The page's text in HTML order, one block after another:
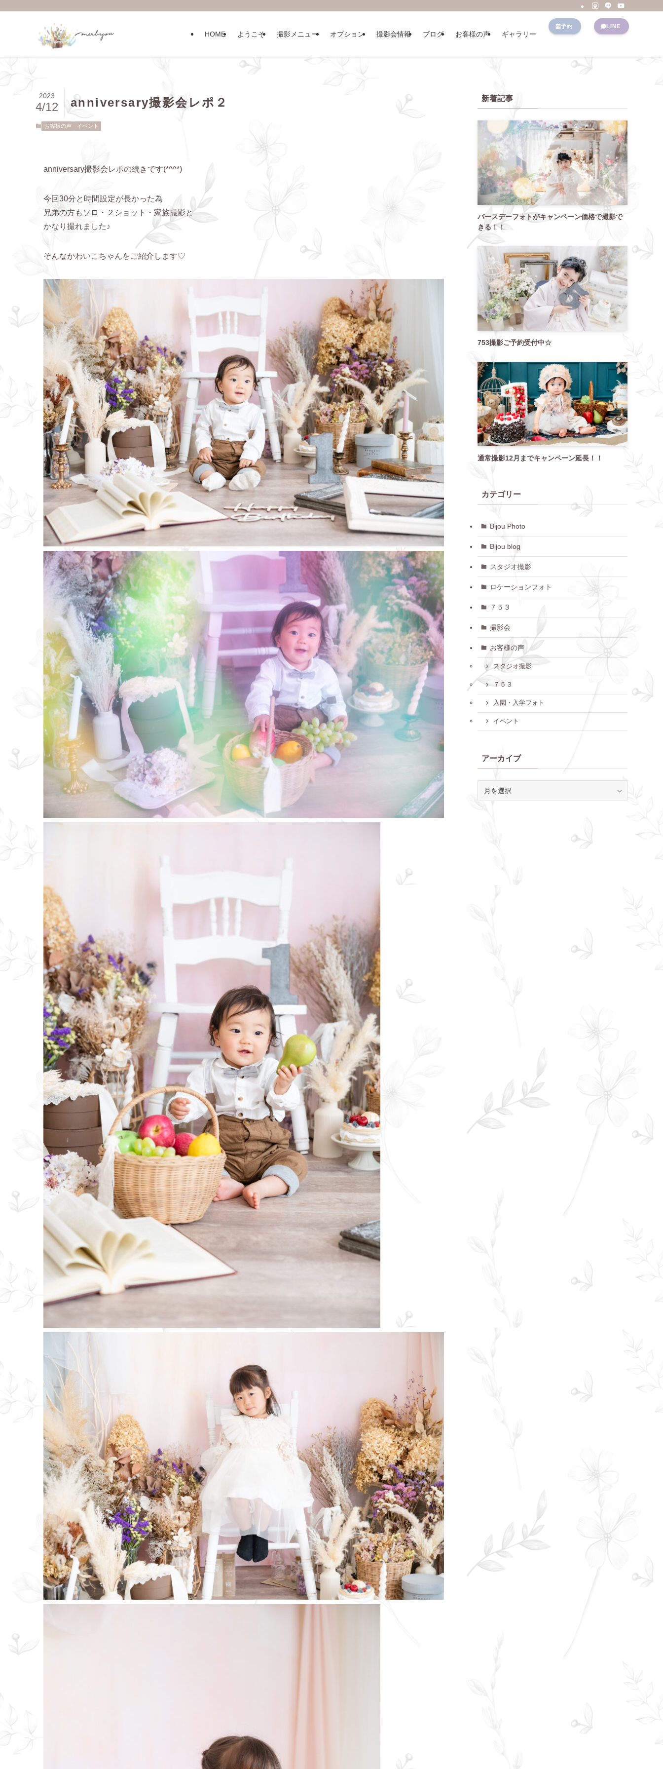
HOME ようこそ 撮影メニュー オプション 撮影会情報 ブログ お客様の声 ギャラリー
予約 LINE
anniversary撮影会レポ２
2023
4/12
お客様の声 イベント
anniversary撮影会レポの続きです(*^^*)
今回30分と時間設定が長かった為
兄弟の方もソロ・２ショット・家族撮影と
かなり撮れました♪
そんなかわいこちゃんをご紹介します♡
新着記事
バースデーフォトがキャンペーン価格で撮影で
きる！！
753撮影ご予約受付中☆
通常撮影12月までキャンペーン延長！！
カテゴリー
Bijou Photo
Bijou blog
スタジオ撮影
ロケーションフォト
７５３
撮影会
お客様の声
スタジオ撮影
７５３
入園・入学フォト
イベント
アーカイブ